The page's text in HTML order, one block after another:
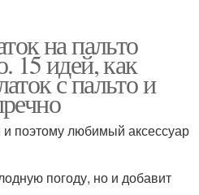
на пальто
15 идей, как
с пальто и
поэтому любимый аксессуар
погоду, но и добавит